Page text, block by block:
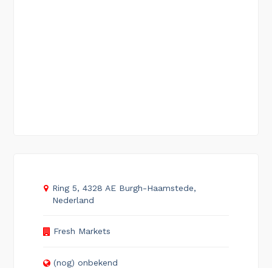
Ring 5, 4328 AE Burgh-Haamstede,
Nederland
Fresh Markets
(nog) onbekend